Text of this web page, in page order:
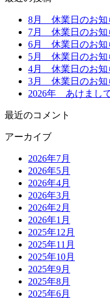
8月 休業日のお知
7月 休業日のお知
6月 休業日のお知
5月 休業日のお知
4月 休業日のお知
3月 休業日のお知
2026年 あけまし
最近のコメント
アーカイブ
2026年7月
2026年5月
2026年4月
2026年3月
2026年2月
2026年1月
2025年12月
2025年11月
2025年10月
2025年9月
2025年8月
2025年6月